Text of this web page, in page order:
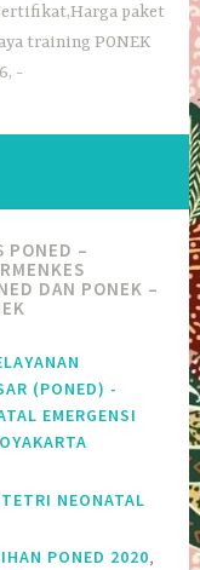
paket
training PONEK
PONED –
DAN PONEK –
(PONED) -
EMERGENSI
NEONATAL
PONED 2020,